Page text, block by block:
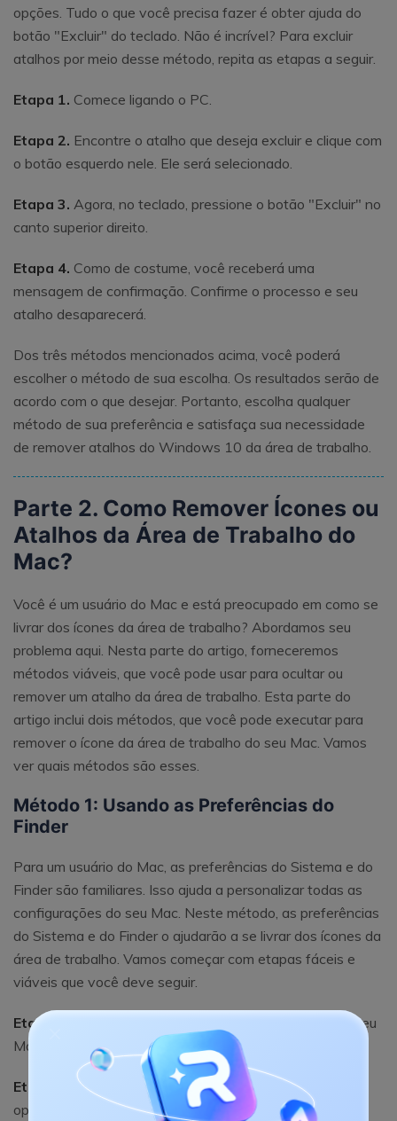
opções. Tudo o que você precisa fazer é obter ajuda do
botão "Excluir" do teclado. Não é incrível? Para excluir
atalhos por meio desse método, repita as etapas a seguir.
Etapa 1. Comece ligando o PC.
Etapa 2. Encontre o atalho que deseja excluir e clique com
o botão esquerdo nele. Ele será selecionado.
Etapa 3. Agora, no teclado, pressione o botão "Excluir" no
canto superior direito.
Etapa 4. Como de costume, você receberá uma
mensagem de confirmação. Confirme o processo e seu
atalho desaparecerá.
Dos três métodos mencionados acima, você poderá
escolher o método de sua escolha. Os resultados serão de
acordo com o que desejar. Portanto, escolha qualquer
método de sua preferência e satisfaça sua necessidade
de remover atalhos do Windows 10 da área de trabalho.
Parte 2. Como Remover Ícones ou
Atalhos da Área de Trabalho do
Mac?
Você é um usuário do Mac e está preocupado em como se
livrar dos ícones da área de trabalho? Abordamos seu
problema aqui. Nesta parte do artigo, forneceremos
métodos viáveis, que você pode usar para ocultar ou
remover um atalho da área de trabalho. Esta parte do
artigo inclui dois métodos, que você pode executar para
remover o ícone da área de trabalho do seu Mac. Vamos
ver quais métodos são esses.
Método 1: Usando as Preferências do
Finder
Para um usuário do Mac, as preferências do Sistema e do
Finder são familiares. Isso ajuda a personalizar todas as
configurações do seu Mac. Neste método, as preferências
do Sistema e do Finder o ajudarão a se livrar dos ícones da
área de trabalho. Vamos começar com etapas fáceis e
viáveis ​​que você deve seguir.
Etapa 1.
Em primeiro lugar, vá para a opção Finder no seu
Mac, presente no canto superior esquerdo.
Etapa 2.
Clique nele e escolha “Preferências” entre as
opções disponíveis.